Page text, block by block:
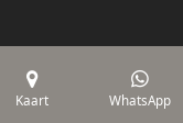
Kaart WhatsApp